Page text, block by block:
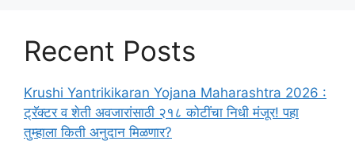
Recent Posts
Krushi Yantrikikaran Yojana Maharashtra 2026 :
ट्रॅक्टर व शेती अवजारांसाठी २१८ कोटींचा निधी मंजूर! पहा
तुम्हाला किती अनुदान मिळणार?